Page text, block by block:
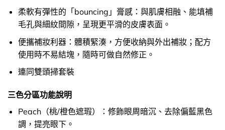
柔軟有彈性的「bouncing」膏感：與肌膚相融、能填補
毛孔與細紋間隙，呈現更平滑的皮膚表面。
便攜補妝利器：體積緊湊，方便收納與外出補妝；配方
使用時不易結塊，隨時可做自然修正。
連同雙頭掃套裝
三色分區功能說明
Peach（桃/橙色遮瑕）：修飾眼周暗沉、去除偏藍黑色
調，提亮眼下。